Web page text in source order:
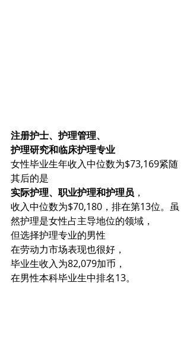
注册护士、护理管理、
护理研究和临床护理专业
女性毕业生年收入中位数为$73,169紧随
其后的是
实际护理、职业护理和护理员，
收入中位数为$70,180，排在第13位。虽
然护理是女性占主导地位的领域，
但选择护理专业的男性
在劳动力市场表现也很好，
毕业生收入为82,079加币，
在男性本科毕业生中排名13。